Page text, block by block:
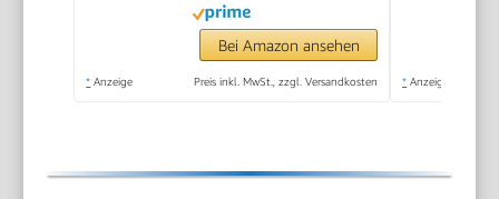
28 L Fangsack)
Bei Amazon ansehen
* Anzeige Preis inkl. MwSt., zzgl. Versandkosten * Anzeige